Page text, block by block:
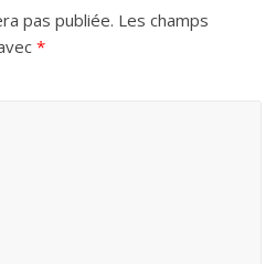
pas publiée. Les champs
*